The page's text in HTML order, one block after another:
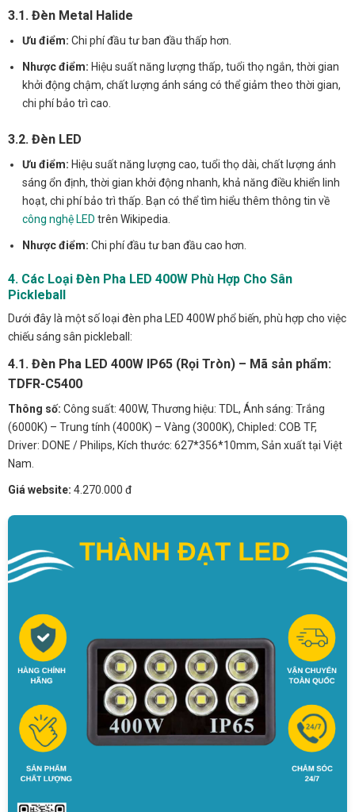
3.1. Đèn Metal Halide
Ưu điểm: Chi phí đầu tư ban đầu thấp hơn.
Nhược điểm: Hiệu suất năng lượng thấp, tuổi thọ ngắn, thời gian
khởi động chậm, chất lượng ánh sáng có thể giảm theo thời gian,
chi phí bảo trì cao.
3.2. Đèn LED
Ưu điểm: Hiệu suất năng lượng cao, tuổi thọ dài, chất lượng ánh
sáng ổn định, thời gian khởi động nhanh, khả năng điều khiển linh
hoạt, chi phí bảo trì thấp. Bạn có thể tìm hiểu thêm thông tin về
công nghệ LED trên Wikipedia.
Nhược điểm: Chi phí đầu tư ban đầu cao hơn.
4. Các Loại Đèn Pha LED 400W Phù Hợp Cho Sân
Pickleball
Dưới đây là một số loại đèn pha LED 400W phổ biến, phù hợp cho việc
chiếu sáng sân pickleball:
4.1. Đèn Pha LED 400W IP65 (Rọi Tròn) – Mã sản phẩm:
TDFR-C5400
Thông số: Công suất: 400W, Thương hiệu: TDL, Ánh sáng: Trắng
(6000K) – Trung tính (4000K) – Vàng (3000K), Chipled: COB TF,
Driver: DONE / Philips, Kích thước: 627*356*10mm, Sản xuất tại Việt
Nam.
Giá website: 4.270.000 đ